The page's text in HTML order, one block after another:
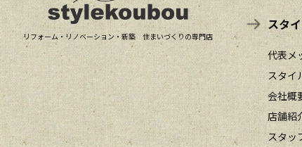
リフォーム・リノベーション・新築 住まいづくりの専門店
スタ
代表メ
スタイ
会社概
店舗紹
スタッ